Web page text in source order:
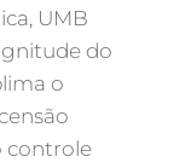
UMB
do
o
controle